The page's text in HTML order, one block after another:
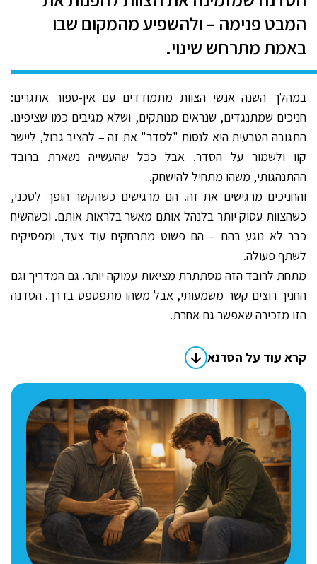
המבט פנימה – ולהשפיע מהמקום שבו
באמת מתרחש שינוי.
במהלך השנה אנשי הצוות מתמודדים עם אין-ספור אתגרים:
חניכים שמתנגדים, שנראים מנותקים, ושלא מגיבים כמו שציפינו.
התגובה הטבעית היא לנסות "לסדר" את זה – להציב גבול, ליישר
קוו ולשמור על הסדר. אבל ככל שהעשייה נשארת ברובד
ההתנהגותי, משהו מתחיל להישחק.
והחניכים מרגישים את זה. הם מרגישים כשהקשר הופך לטכני,
כשהצוות עסוק יותר בלנהל אותם מאשר בלראות אותם. וכשהשיח
כבר לא נוגע בהם – הם פשוט מתרחקים עוד צעד, ומפסיקים
לשתף פעולה.
מתחת לרובד הזה מסתתרת מציאות עמוקה יותר. גם המדריך וגם
החניך רוצים קשר משמעותי, אבל משהו מתפספס בדרך. הסדנה
הזו מזכירה שאפשר גם אחרת.
קרא עוד על הסדנא